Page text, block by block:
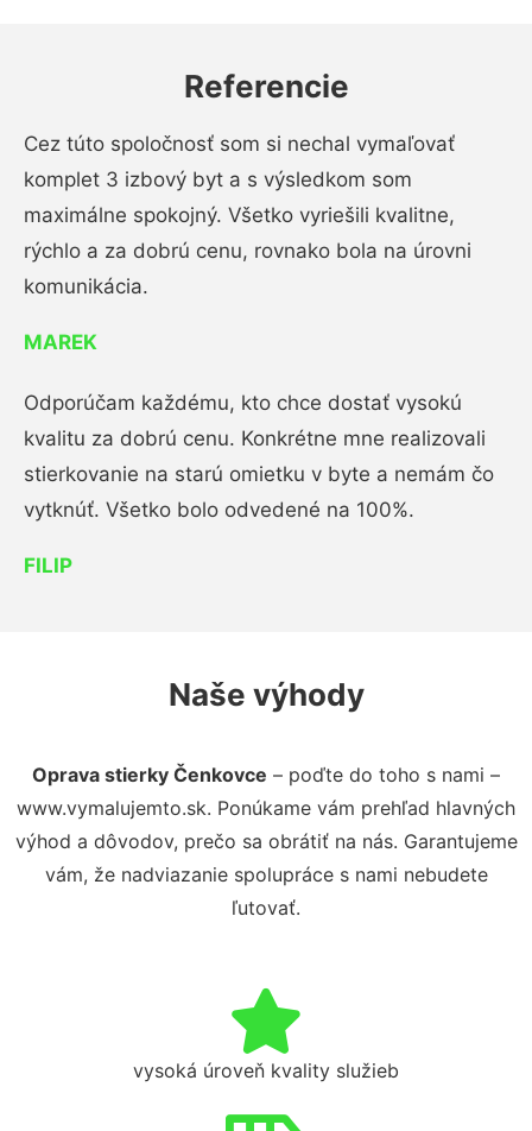
Referencie
Cez túto spoločnosť som si nechal vymaľovať
komplet 3 izbový byt a s výsledkom som
maximálne spokojný. Všetko vyriešili kvalitne,
rýchlo a za dobrú cenu, rovnako bola na úrovni
komunikácia.
MAREK
Odporúčam každému, kto chce dostať vysokú
kvalitu za dobrú cenu. Konkrétne mne realizovali
stierkovanie na starú omietku v byte a nemám čo
vytknúť. Všetko bolo odvedené na 100%.
FILIP
Naše výhody
Oprava stierky Čenkovce – poďte do toho s nami –
www.vymalujemto.sk. Ponúkame vám prehľad hlavných
výhod a dôvodov, prečo sa obrátiť na nás. Garantujeme
vám, že nadviazanie spolupráce s nami nebudete
ľutovať.
vysoká úroveň kvality služieb